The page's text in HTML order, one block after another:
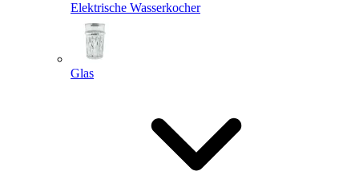
Elektrische Wasserkocher
Glas